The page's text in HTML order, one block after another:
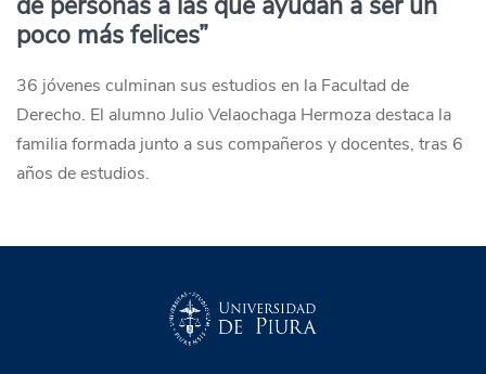
poco más felices”
36 jóvenes culminan sus estudios en la Facultad de
Derecho. El alumno Julio Velaochaga Hermoza destaca la
familia formada junto a sus compañeros y docentes, tras 6
años de estudios.